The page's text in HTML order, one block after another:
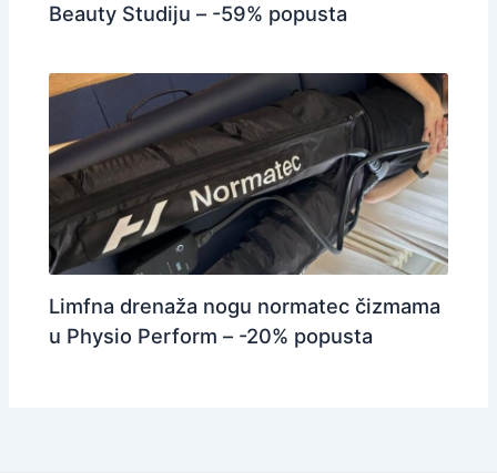
Beauty Studiju – -59% popusta
Limfna drenaža nogu normatec čizmama
u Physio Perform – -20% popusta